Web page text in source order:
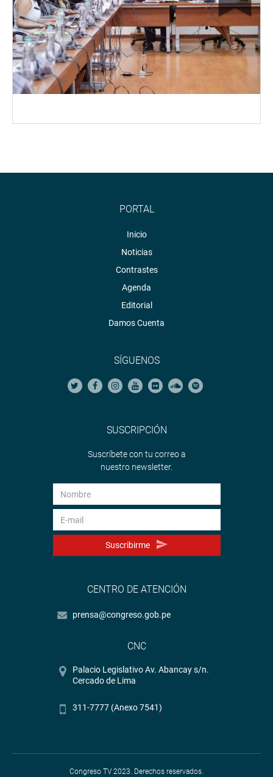
PORTAL
Inicio
Noticias
Contrastes
Agenda
Editorial
Damos Cuenta
SÍGUENOS
SUSCRIPCIÓN
Suscríbete con tu correo a
nuestro newsletter.
Suscribirme
CENTRO DE ATENCIÓN
prensa@congreso.gob.pe
CNC
Palacio Legislativo Av. Abancay s/n.
Cercado de Lima
311-7777 (Anexo 7541)
Congreso TV 2023. Derechos reservados.